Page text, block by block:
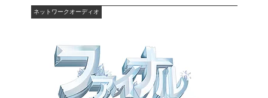
ネットワークオーディオ